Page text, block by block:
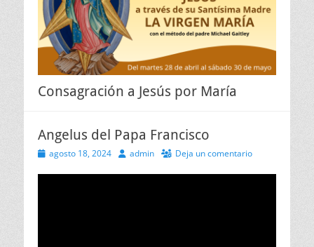
Consagración a Jesús por María
Angelus del Papa Francisco
Publicado
agosto 18, 2024 Autoradmin Deja un comentario